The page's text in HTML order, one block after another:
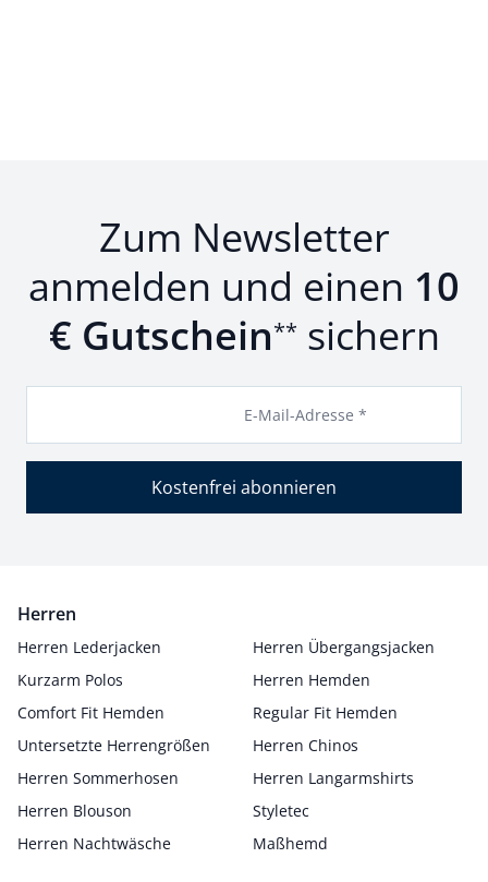
Zum Newsletter
anmelden und einen 10
€ Gutschein** sichern
E-Mail-Adresse *
Kostenfrei abonnieren
Herren
Herren Lederjacken
Herren Übergangsjacken
Kurzarm Polos
Herren Hemden
Comfort Fit Hemden
Regular Fit Hemden
Untersetzte Herrengrößen
Herren Chinos
Herren Sommerhosen
Herren Langarmshirts
Herren Blouson
Styletec
Herren Nachtwäsche
Maßhemd